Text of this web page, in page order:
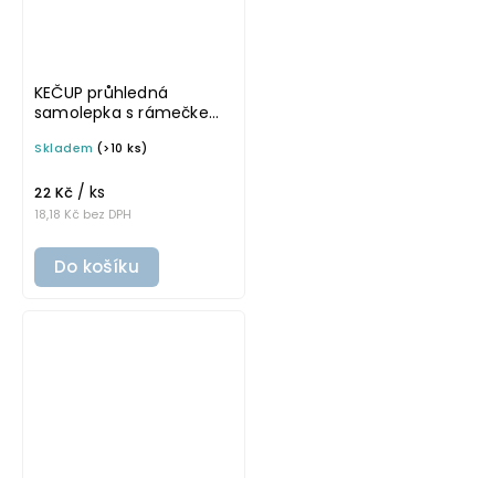
KEČUP průhledná
samolepka s rámečkem,
4 cm na boxy, šuplíky a
Skladem (>10 ks)
18,18 Kč bez DPH
22 Kč / ks
Do košíku